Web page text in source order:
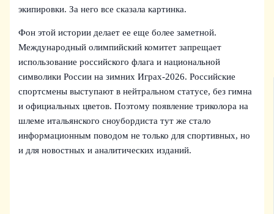
экипировки. За него все сказала картинка.
Фон этой истории делает ее еще более заметной.
Международный олимпийский комитет запрещает
использование российского флага и национальной
символики России на зимних Играх-2026. Российские
спортсмены выступают в нейтральном статусе, без гимна
и официальных цветов. Поэтому появление триколора на
шлеме итальянского сноубордиста тут же стало
информационным поводом не только для спортивных, но
и для новостных и аналитических изданий.